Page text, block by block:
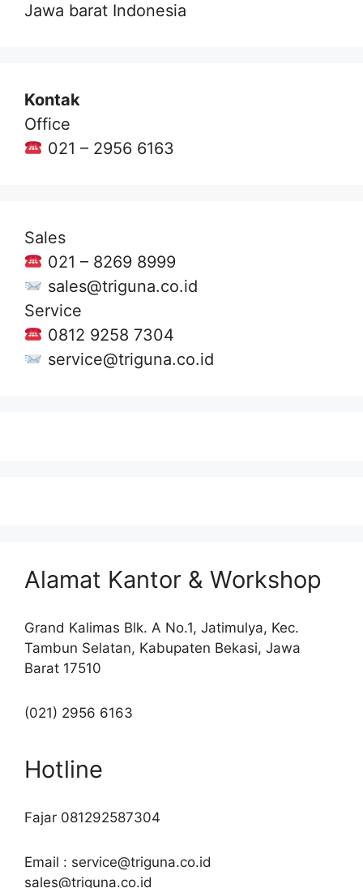
Jawa barat Indonesia
Kontak
Office
021 – 2956 6163
Sales
021 – 8269 8999
sales@triguna.co.id
Service
0812 9258 7304
service@triguna.co.id
Alamat Kantor & Workshop
Grand Kalimas Blk. A No.1, Jatimulya, Kec.
Tambun Selatan, Kabupaten Bekasi, Jawa
Barat 17510
(021) 2956 6163
Hotline
Fajar 081292587304
Email : service@triguna.co.id
sales@triguna.co.id